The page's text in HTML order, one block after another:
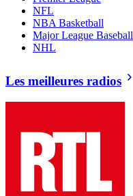
NFL
NBA Basketball
Major League Baseball
NHL
Les meilleures radios